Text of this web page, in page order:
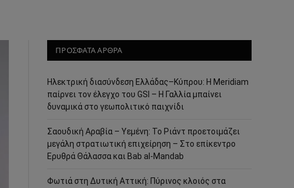
ΠΡΟΣΦΑΤΑ ΑΡΘΡΑ
Ηλεκτρική διασύνδεση Ελλάδας–Κύπρου: Η Meridiam
παίρνει τον έλεγχο του GSI – Η Γαλλία μπαίνει
δυναμικά στο γεωπολιτικό παιχνίδι
Σαουδική Αραβία – Υεμένη: Το Ριάντ προετοιμάζει
μεγάλη στρατιωτική επιχείρηση – Στο επίκεντρο
Ερυθρά Θάλασσα και Bab al-Mandab
Φωτιά στη Δυτική Αττική: Πύρινος κλοιός στα